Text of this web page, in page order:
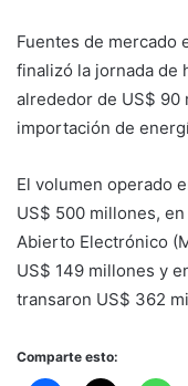
Fuentes de mercado
finalizó la jornada de
alrededor de US$ 90
importación de
El volumen operado
US$ 500 millones,
Abierto Electrónico
US$ 149 millones y
transaron US$ 362
Comparte esto: